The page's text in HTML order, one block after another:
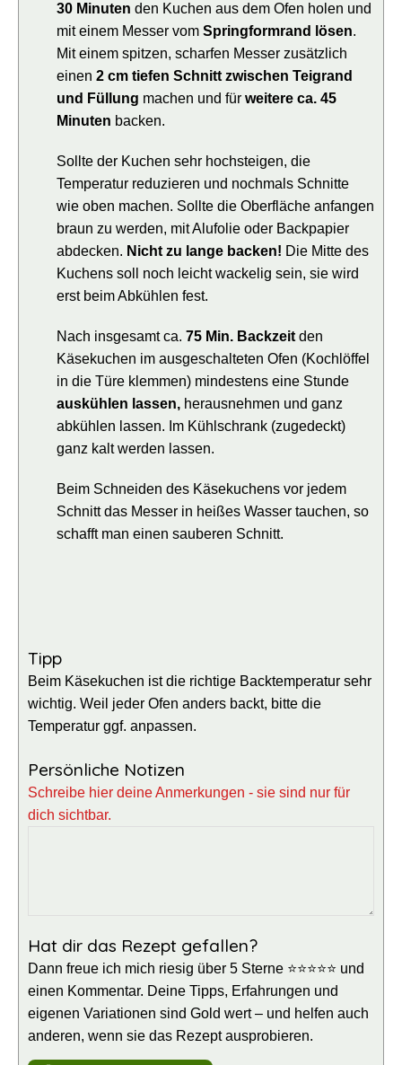
30 Minuten den Kuchen aus dem Ofen holen und
mit einem Messer vom Springformrand lösen.
Mit einem spitzen, scharfen Messer zusätzlich
einen 2 cm tiefen Schnitt zwischen Teigrand
und Füllung machen und für weitere ca. 45
Minuten backen.
Sollte der Kuchen sehr hochsteigen, die
Temperatur reduzieren und nochmals Schnitte
wie oben machen. Sollte die Oberfläche anfangen
braun zu werden, mit Alufolie oder Backpapier
abdecken. Nicht zu lange backen! Die Mitte des
Kuchens soll noch leicht wackelig sein, sie wird
erst beim Abkühlen fest.
Nach insgesamt ca. 75 Min. Backzeit den
Käsekuchen im ausgeschalteten Ofen (Kochlöffel
in die Türe klemmen) mindestens eine Stunde
auskühlen lassen, herausnehmen und ganz
abkühlen lassen. Im Kühlschrank (zugedeckt)
ganz kalt werden lassen.
Beim Schneiden des Käsekuchens vor jedem
Schnitt das Messer in heißes Wasser tauchen, so
schafft man einen sauberen Schnitt.
Tipp
Beim Käsekuchen ist die richtige Backtemperatur sehr
wichtig. Weil jeder Ofen anders backt, bitte die
Temperatur ggf. anpassen.
Persönliche Notizen
Schreibe hier deine Anmerkungen - sie sind nur für
dich sichtbar.
Hat dir das Rezept gefallen?
Dann freue ich mich riesig über 5 Sterne ⭐⭐⭐⭐⭐ und
einen Kommentar. Deine Tipps, Erfahrungen und
eigenen Variationen sind Gold wert – und helfen auch
anderen, wenn sie das Rezept ausprobieren.